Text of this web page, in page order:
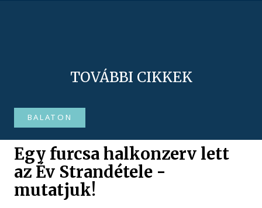
TOVÁBBI CIKKEK
BALATON
Egy furcsa halkonzerv lett
az Év Strandétele -
mutatjuk!